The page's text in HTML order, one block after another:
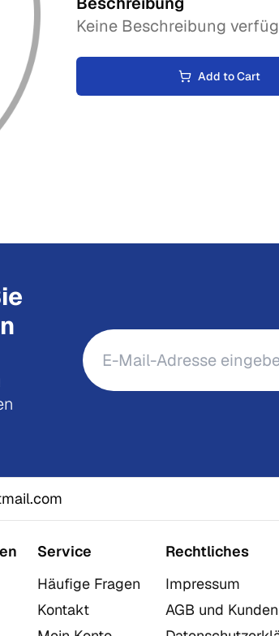
Keine Beschreibung
Add to Cart
Service
Häufige Fragen
Kontakt
Rechtliches
Impressum
AGB und